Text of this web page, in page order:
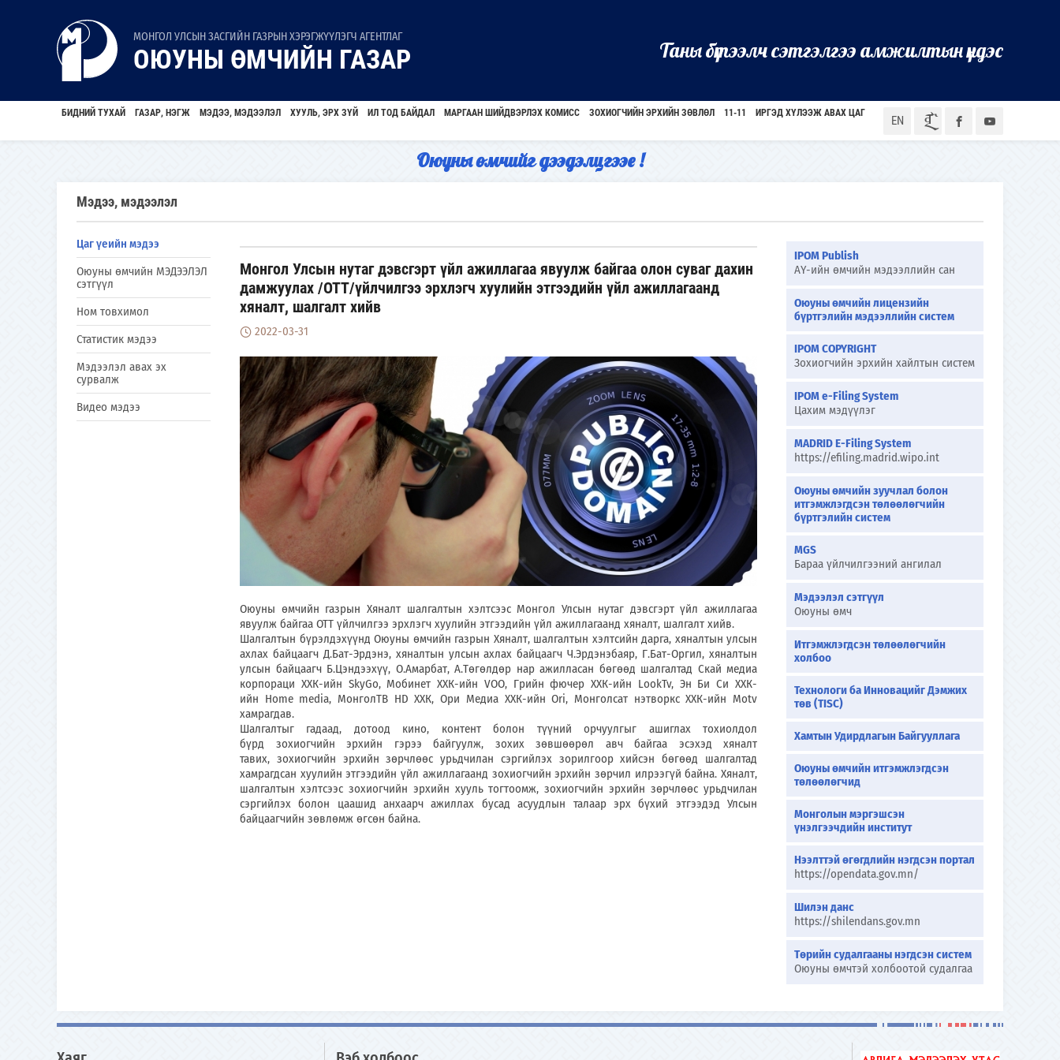
МОНГОЛ УЛСЫН ЗАСГИЙН ГАЗРЫН ХЭРЭГЖҮҮЛЭГЧ АГЕНТЛАГ
ОЮУНЫ ӨМЧИЙН ГАЗАР Таны бүтээлч сэтгэлгээ амжилтын үндэс
EN ᠮᠣᠨ
БИДНИЙ ТУХАЙ ГАЗАР, НЭГЖ МЭДЭЭ, МЭДЭЭЛЭЛ ХУУЛЬ, ЭРХ ЗҮЙ ИЛ ТОД БАЙДАЛ МАРГААН ШИЙДВЭРЛЭХ КОМИСС ЗОХИОГЧИЙН ЭРХИЙН ЗӨВЛӨЛ 11-11 ИРГЭД ХҮЛЭЭЖ АВАХ ЦАГ
Оюуны өмчийг дээдэлцгээе !
Мэдээ, мэдээлэл
Цаг үеийн мэдээ
Оюуны өмчийн МЭДЭЭЛЭЛ
сэтгүүл
Ном товхимол
Статистик мэдээ
Мэдээлэл авах эх
сурвалж
Видео мэдээ
Монгол Улсын нутаг дэвсгэрт үйл ажиллагаа явуулж байгаа олон суваг дахин
дамжуулах /ОТТ/үйлчилгээ эрхлэгч хуулийн этгээдийн үйл ажиллагаанд
хяналт, шалгалт хийв
2022-03-31
Оюуны өмчийн газрын Хяналт шалгалтын хэлтсээс Монгол Улсын нутаг дэвсгэрт үйл ажиллагаа
явуулж байгаа ОТТ үйлчилгээ эрхлэгч хуулийн этгээдийн үйл ажиллагаанд хяналт, шалгалт хийв.
Шалгалтын бүрэлдэхүүнд Оюуны өмчийн газрын Хяналт, шалгалтын хэлтсийн дарга, хяналтын улсын
ахлах байцаагч Д.Бат-Эрдэнэ, хяналтын улсын ахлах байцаагч Ч.Эрдэнэбаяр, Г.Бат-Оргил, хяналтын
улсын байцаагч Б.Цэндээхүү, О.Амарбат, А.Төгөлдөр нар ажилласан бөгөөд шалгалтад Скай медиа
корпораци ХХК-ийн SkyGo, Мобинет ХХК-ийн VOO, Грийн фючер ХХК-ийн LookTv, Эн Би Си ХХК-
ийн Home media, МонголТВ HD ХХК, Ори Медиа ХХК-ийн Ori, Монголсат нэтворкс ХХК-ийн Motv
хамрагдав.
Шалгалтыг гадаад, дотоод кино, контент болон түүний орчуулгыг ашиглах тохиолдол
бүрд зохиогчийн эрхийн гэрээ байгуулж, зохих зөвшөөрөл авч байгаа эсэхэд хяналт
тавих, зохиогчийн эрхийн зөрчлөөс урьдчилан сэргийлэх зорилгоор хийсэн бөгөөд шалгалтад
хамрагдсан хуулийн этгээдийн үйл ажиллагаанд зохиогчийн эрхийн зөрчил илрээгүй байна. Хяналт,
шалгалтын хэлтсээс зохиогчийн эрхийн хууль тогтоомж, зохиогчийн эрхийн зөрчлөөс урьдчилан
сэргийлэх болон цаашид анхаарч ажиллах бусад асуудлын талаар эрх бүхий этгээдэд Улсын
байцаагчийн зөвлөмж өгсөн байна.
IPOM Publish
АҮ-ийн өмчийн мэдээллийн сан
Оюуны өмчийн лицензийн
бүртгэлийн мэдээллийн систем
IPOM COPYRIGHT
Зохиогчийн эрхийн хайлтын систем
IPOM e-Filing System
Цахим мэдүүлэг
MADRID E-Filing System
https://efiling.madrid.wipo.int
Оюуны өмчийн зуучлал болон
итгэмжлэгдсэн төлөөлөгчийн
бүртгэлийн систем
MGS
Бараа үйлчилгээний ангилал
Мэдээлэл сэтгүүл
Оюуны өмч
Итгэмжлэгдсэн төлөөлөгчийн
холбоо
Технологи ба Инновацийг Дэмжих
төв (TISC)
Хамтын Удирдлагын Байгууллага
Оюуны өмчийн итгэмжлэгдсэн
төлөөлөгчид
Монголын мэргэшсэн
үнэлгээчдийн институт
Нээлттэй өгөгдлийн нэгдсэн портал
https://opendata.gov.mn/
Шилэн данс
https://shilendans.gov.mn
Төрийн судалгааны нэгдсэн систем
Оюуны өмчтэй холбоотой судалгаа